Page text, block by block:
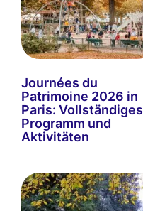
Journées du
Patrimoine 2026 in
Paris: Vollständiges
Programm und
Aktivitäten